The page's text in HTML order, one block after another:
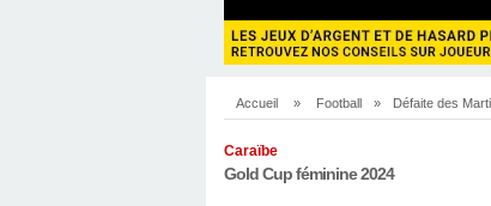
Accueil » Football » Défaite des
Caraïbe
Gold Cup féminine 2024